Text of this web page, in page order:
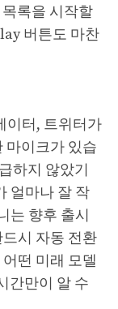
록을 시작할
버튼도 마찬
이터, 트위터가
마이크가 있습
하지 않았기
얼마나 잘 작
는 향후 출시
시 자동 전환
떤 미래 모델
간만이 알 수